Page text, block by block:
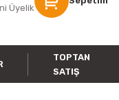
Üyelik
TOPTAN
SATIŞ